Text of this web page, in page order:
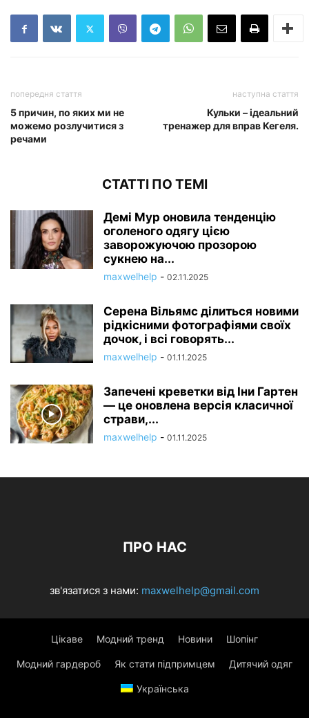
попередня стаття
5 причин, по яких ми не
можемо розлучитися з
речами
наступна стаття
Кульки – ідеальний
тренажер для вправ Кегеля.
СТАТТІ ПО ТЕМІ
Демі Мур оновила тенденцію
оголеного одягу цією
заворожуючою прозорою
сукнею на...
maxwelhelp - 02.11.2025
Серена Вільямс ділиться новими
рідкісними фотографіями своїх
дочок, і всі говорять...
maxwelhelp - 01.11.2025
Запечені креветки від Іни Гартен
— це оновлена ​​версія класичної
страви,...
maxwelhelp - 01.11.2025
ПРО НАС
зв'язатися з нами: maxwelhelp@gmail.com
Цікаве Модний тренд Новини Шопінг
Модний гардероб Як стати підпримцем Дитячий одяг
Українська